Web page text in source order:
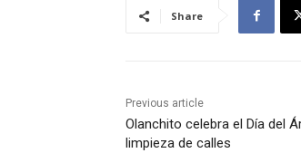
Share
Previous article
Olanchito celebra el Día del
limpieza de calles